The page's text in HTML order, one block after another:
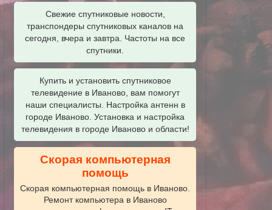
Свежие спутниковые новости,
транспондеры спутниковых каналов на
сегодня, вчера и завтра. Частоты на все
спутники.
Купить и установить спутниковое
телевидение в Иваново, вам помогут
наши специалисты. Настройка антенн в
городе Иваново. Установка и настройка
телевидения в городе Иваново и области!
Скорая компьютерная
помощь
Скорая компьютерная помощь в Иваново.
Ремонт компьютера в Иваново